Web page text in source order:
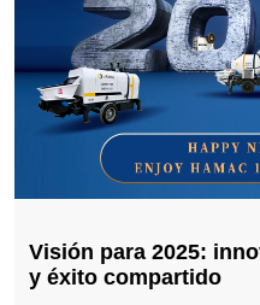
Visión para 2025:
y éxito compartido